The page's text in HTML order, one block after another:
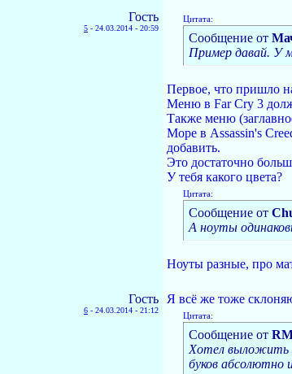
Гость
5 - 24.03.2014 - 20:59
Цитата:
Сообщение от
Пример давай. У
Первое, что пришло
Меню в Far Cry 3
Также меню
Море в Assassin's
добавить.
Это достаточно
У тебя какого цвета?
Цитата:
Сообщение от
А ноуты
Ноуты разные, про
Гость
6 - 24.03.2014 - 21:12
Я всё же тоже
Цитата:
Сообщение от
Хотел выложить
буков абсолютно